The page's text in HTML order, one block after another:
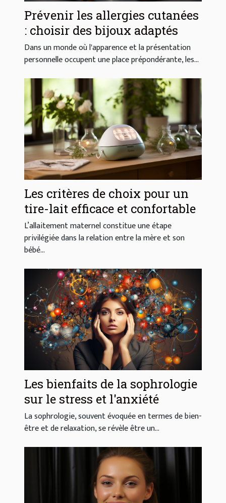
Prévenir les allergies cutanées
: choisir des bijoux adaptés
Dans un monde où l'apparence et la présentation
personnelle occupent une place prépondérante, les...
Les critères de choix pour un
tire-lait efficace et confortable
L’allaitement maternel constitue une étape
privilégiée dans la relation entre la mère et son
bébé...
Les bienfaits de la sophrologie
sur le stress et l'anxiété
La sophrologie, souvent évoquée en termes de bien-
être et de relaxation, se révèle être un...